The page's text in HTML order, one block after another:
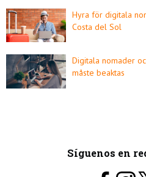
Hyra för digitala
Costa del Sol
Digitala nomader
måste beaktas
Síguenos en